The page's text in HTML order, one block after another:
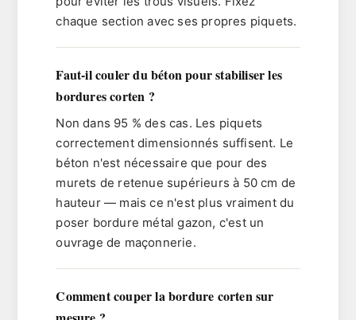
chaque section avec ses propres piquets.
Faut-il couler du béton pour stabiliser les
bordures corten ?
Non dans 95 % des cas. Les piquets
correctement dimensionnés suffisent. Le
béton n'est nécessaire que pour des
murets de retenue supérieurs à 50 cm de
hauteur — mais ce n'est plus vraiment du
poser bordure métal gazon, c'est un
ouvrage de maçonnerie.
Comment couper la bordure corten sur